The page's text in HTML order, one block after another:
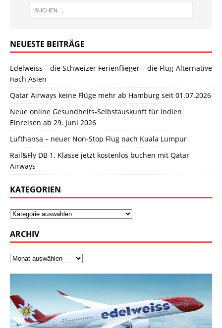
NEUESTE BEITRÄGE
Edelweiss – die Schweizer Ferienflieger – die Flug-Alternative
nach Asien
Qatar Airways keine Flüge mehr ab Hamburg seit 01.07.2026
Neue online Gesundheits-Selbstauskunft für Indien
Einreisen ab 29. Juni 2026
Lufthansa – neuer Non-Stop Flug nach Kuala Lumpur
Rail&Fly DB 1. Klasse jetzt kostenlos buchen mit Qatar
Airways
KATEGORIEN
ARCHIV